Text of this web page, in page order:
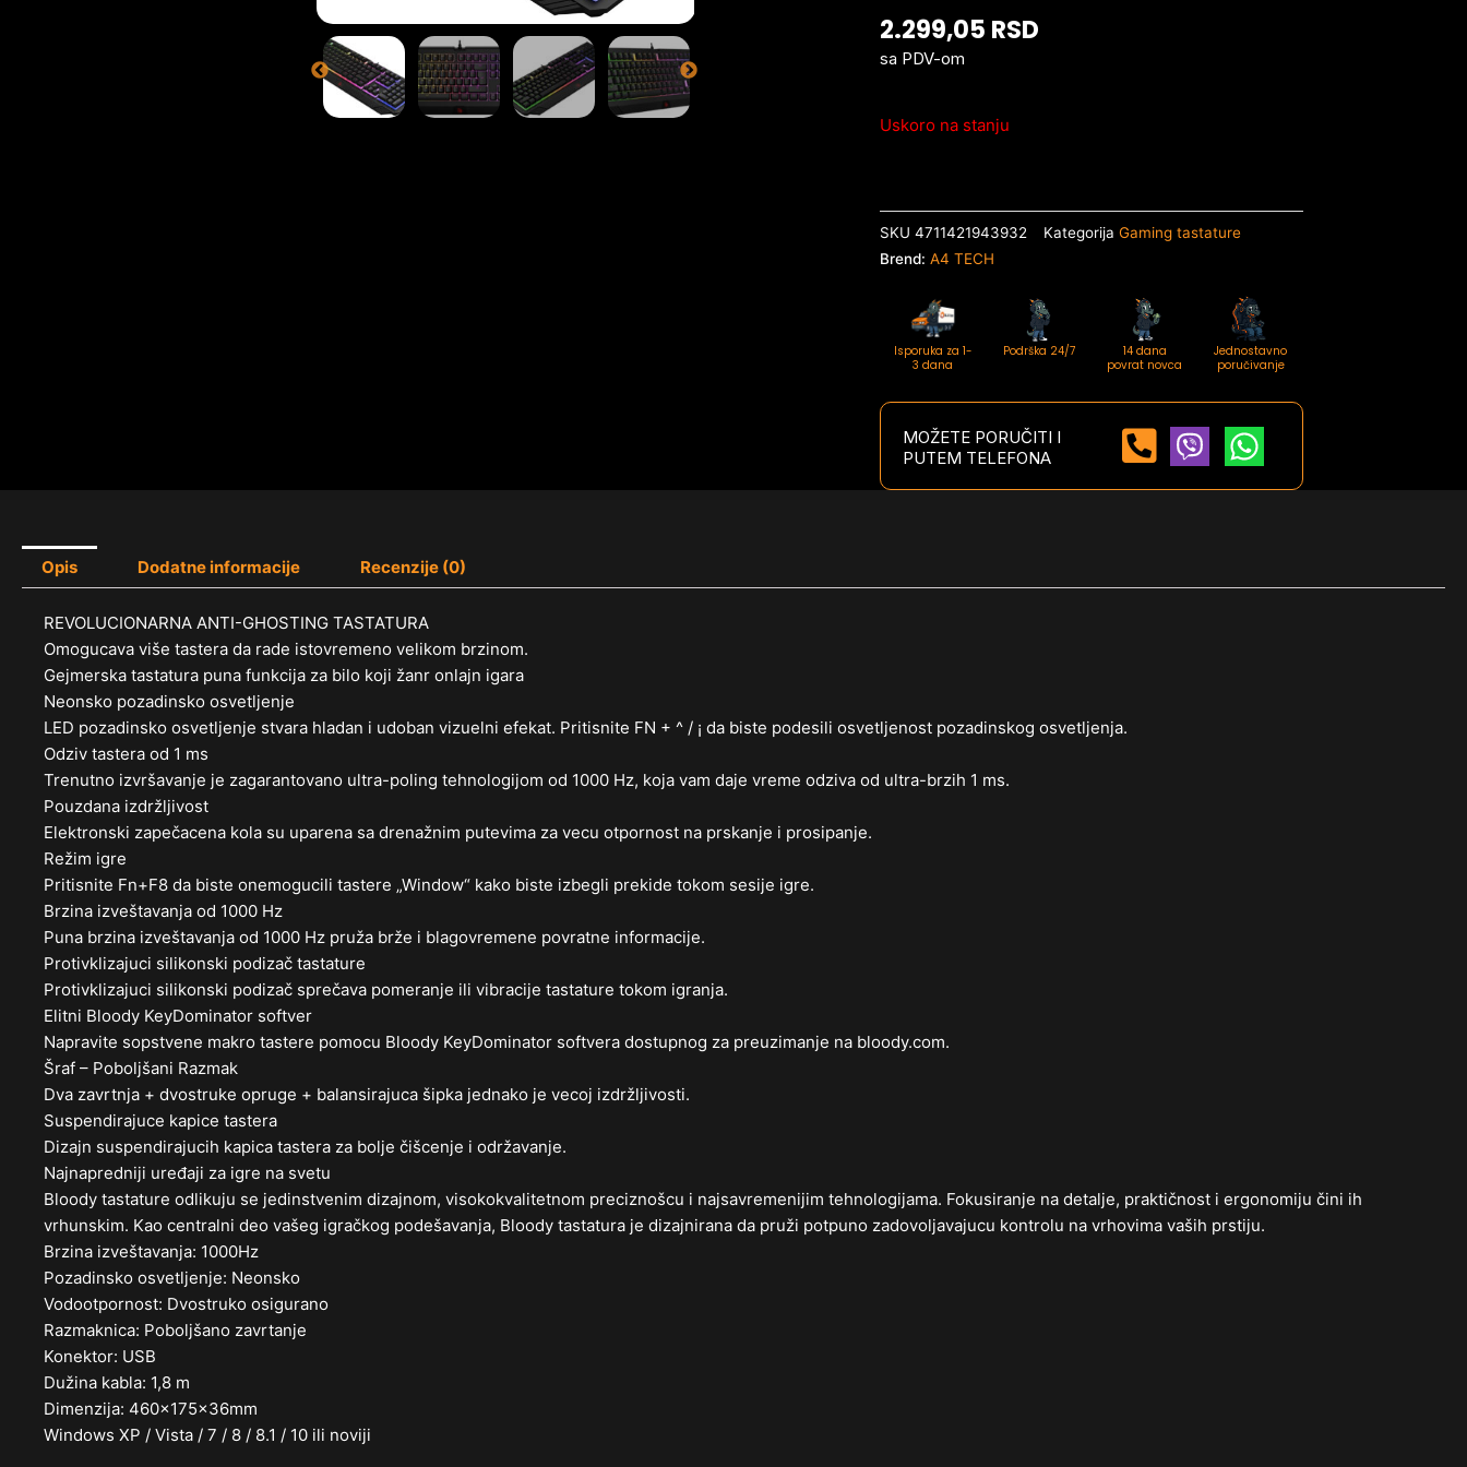
2.299,05 RSD
sa PDV-om
Uskoro na stanju
SKU4711421943932 Kategorija Gaming tastature
Brend:A4 TECH
Isporuka za 1-
3 dana
Podrška 24/7
14 dana
povrat novca
Jednostavno
poručivanje
MOŽETE PORUČITI I
PUTEM TELEFONA
Opis Dodatne informacije Recenzije (0)
REVOLUCIONARNA ANTI-GHOSTING TASTATURA
Omogucava više tastera da rade istovremeno velikom brzinom.
Gejmerska tastatura puna funkcija za bilo koji žanr onlajn igara
Neonsko pozadinsko osvetljenje
LED pozadinsko osvetljenje stvara hladan i udoban vizuelni efekat. Pritisnite FN + ^ / ¡ da biste podesili osvetljenost pozadinskog osvetljenja.
Odziv tastera od 1 ms
Trenutno izvršavanje je zagarantovano ultra-poling tehnologijom od 1000 Hz, koja vam daje vreme odziva od ultra-brzih 1 ms.
Pouzdana izdržljivost
Elektronski zapečacena kola su uparena sa drenažnim putevima za vecu otpornost na prskanje i prosipanje.
Režim igre
Pritisnite Fn+F8 da biste onemogucili tastere „Window“ kako biste izbegli prekide tokom sesije igre.
Brzina izveštavanja od 1000 Hz
Puna brzina izveštavanja od 1000 Hz pruža brže i blagovremene povratne informacije.
Protivklizajuci silikonski podizač tastature
Protivklizajuci silikonski podizač sprečava pomeranje ili vibracije tastature tokom igranja.
Elitni Bloody KeyDominator softver
Napravite sopstvene makro tastere pomocu Bloody KeyDominator softvera dostupnog za preuzimanje na bloody.com.
Šraf – Poboljšani Razmak
Dva zavrtnja + dvostruke opruge + balansirajuca šipka jednako je vecoj izdržljivosti.
Suspendirajuce kapice tastera
Dizajn suspendirajucih kapica tastera za bolje čišcenje i održavanje.
Najnapredniji uređaji za igre na svetu
Bloody tastature odlikuju se jedinstvenim dizajnom, visokokvalitetnom preciznošcu i najsavremenijim tehnologijama. Fokusiranje na detalje, praktičnost i ergonomiju čini ih
vrhunskim. Kao centralni deo vašeg igračkog podešavanja, Bloody tastatura je dizajnirana da pruži potpuno zadovoljavajucu kontrolu na vrhovima vaših prstiju.
Brzina izveštavanja: 1000Hz
Pozadinsko osvetljenje: Neonsko
Vodootpornost: Dvostruko osigurano
Razmaknica: Poboljšano zavrtanje
Konektor: USB
Dužina kabla: 1,8 m
Dimenzija: 460x175x36mm
Windows XP / Vista / 7 / 8 / 8.1 / 10 ili noviji